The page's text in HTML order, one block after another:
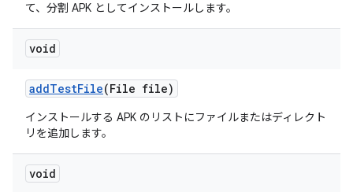
て、分割 APK としてインストールします。
void
addTestFile(File file)
インストールする APK のリストにファイルまたはディレクト
リを追加します。
void